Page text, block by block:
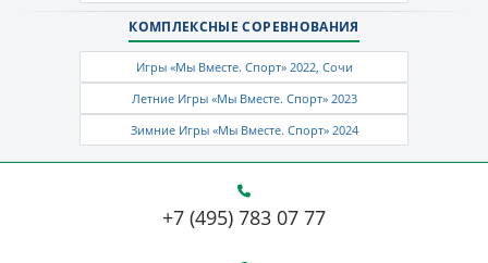
КОМПЛЕКСНЫЕ СОРЕВНОВАНИЯ
Игры «Мы Вместе. Спорт» 2022, Сочи
Летние Игры «Мы Вместе. Спорт» 2023
Зимние Игры «Мы Вместе. Спорт» 2024
+7 (495) 783 07 77